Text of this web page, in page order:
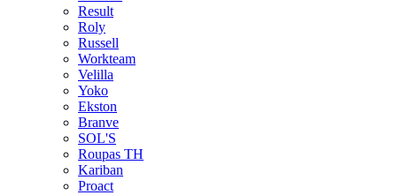
Result
Roly
Russell
Workteam
Velilla
Yoko
Ekston
Branve
SOL'S
Roupas TH
Kariban
Proact